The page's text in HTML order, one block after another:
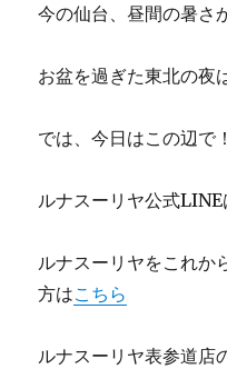
今の仙台、昼間の暑さ
お盆を過ぎた東北の夜
では、今日はこの辺で！
ルナスーリヤ公式LINE
ルナスーリヤをこれか
方はこちら
ルナスーリヤ表参道店